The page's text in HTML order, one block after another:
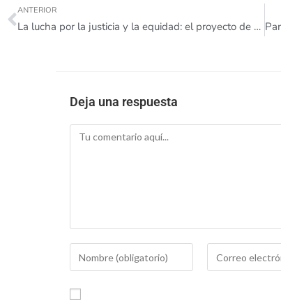
ANTERIOR
La lucha por la justicia y la equidad: el proyecto de Manuela
Deja una respuesta